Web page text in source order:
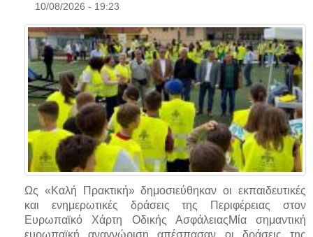
10/08/2026 - 19:23
Ως «Καλή Πρακτική» δημοσιεύθηκαν οι εκπαιδευτικές
και ενημερωτικές δράσεις της Περιφέρειας στον
Ευρωπαϊκό Χάρτη Οδικής ΑσφάλειαςΜία σημαντική